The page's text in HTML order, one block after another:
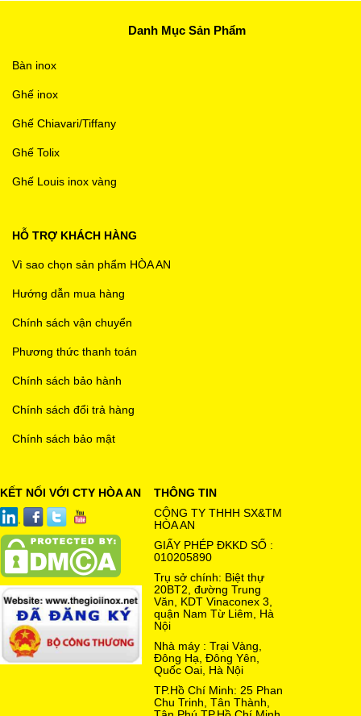
Danh Mục Sản Phẩm
Bàn inox
Ghế inox
Ghế Chiavari/Tiffany
Ghế Tolix
Ghế Louis inox vàng
HỖ TRỢ KHÁCH HÀNG
Vì sao chọn sản phẩm HÒA AN
Hướng dẫn mua hàng
Chính sách vận chuyển
Phương thức thanh toán
Chính sách bảo hành
Chính sách đổi trả hàng
Chính sách bảo mật
KẾT NỐI VỚI CTY HÒA AN
THÔNG TIN
CÔNG TY THHH SX&TM
HÒA AN
GIẤY PHÉP ĐKKD SỐ :
010205890
Trụ sở chính: Biệt thự
20BT2, đường Trung
Văn, KDT Vinaconex 3,
quận Nam Từ Liêm, Hà
Nội
Nhà máy : Trại Vàng,
Đông Hạ, Đông Yên,
Quốc Oai, Hà Nội
TP.Hồ Chí Minh: 25 Phan
Chu Trinh, Tân Thành,